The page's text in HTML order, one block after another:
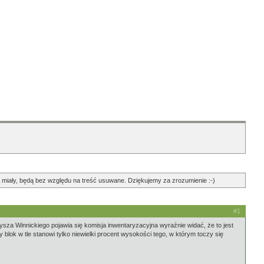
będą bez względu na treść usuwane. Dziękujemy za zrozumienie :-)
#1
Winnickiego pojawia się komisja inwentaryzacyjna wyraźnie widać, że to jest
blok w tle stanowi tylko niewielki procent wysokości tego, w którym toczy się